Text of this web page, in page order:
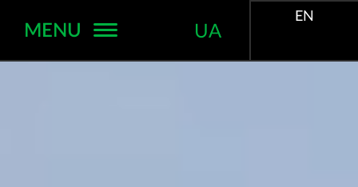
MENU UA
EN